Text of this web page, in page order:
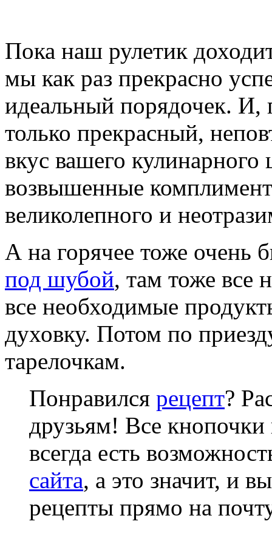
Пока наш рулетик
мы как раз прекрасно
идеальный порядочек. И,
только прекрасный,
вкус вашего кулинарного
возвышенные
великолепного и
А на горячее тоже очень
под шубой, там тоже все
все необходимые
духовку. Потом по
тарелочкам.
Понравился рецепт?
друзьям! Все кнопочки
всегда есть
сайта, а это значит, и
рецепты прямо на